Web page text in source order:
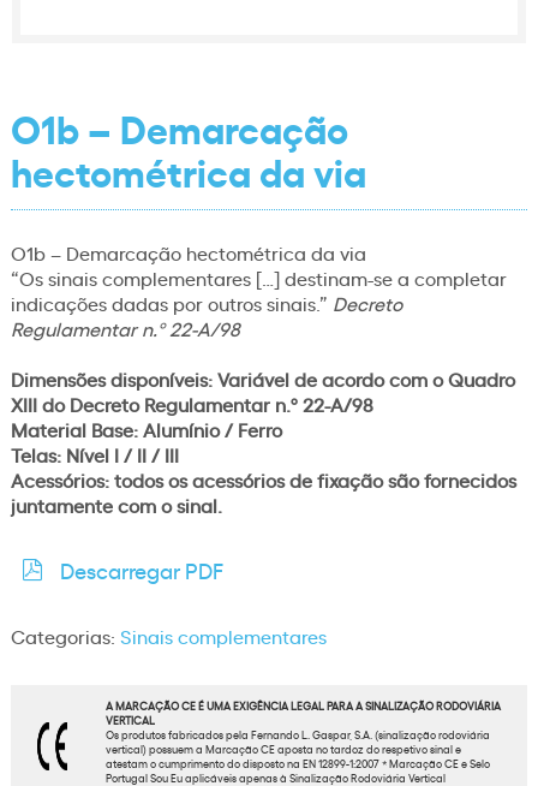
O1b – Demarcação
hectométrica da via
O1b – Demarcação hectométrica da via
“Os sinais complementares […] destinam-se a completar
indicações dadas por outros sinais.” Decreto
Regulamentar n.º 22-A/98
Dimensões disponíveis:Variável de acordo com o Quadro
XIII do Decreto Regulamentar n.º 22-A/98
Material Base: Alumínio / Ferro
Telas: Nível I / II / III
Acessórios: todos os acessórios de fixação são fornecidos
juntamente com o sinal.
Descarregar PDF
Categorias: Sinais complementares
A MARCAÇÃO CE É UMA EXIGÊNCIA LEGAL PARA A SINALIZAÇÃO RODOVIÁRIA
VERTICAL
Os produtos fabricados pela Fernando L. Gaspar, S.A. (sinalização rodoviária
vertical) possuem a Marcação CE aposta no tardoz do respetivo sinal e
atestam o cumprimento do disposto na EN 12899-1:2007 * Marcação CE e Selo
Portugal Sou Eu aplicáveis apenas à Sinalização Rodoviária Vertical